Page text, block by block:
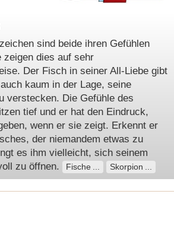
sind beide ihren Gefühlen
zeigen dies auf sehr
Der Fisch in seiner All-Liebe gibt
kaum in der Lage, seine
verstecken. Die Gefühle des
tief und er hat den Eindruck,
wenn er sie zeigt. Erkennt er
der niemandem etwas zu
es ihm vielleicht, sich seinem
zu öffnen.
Fische Skorpion